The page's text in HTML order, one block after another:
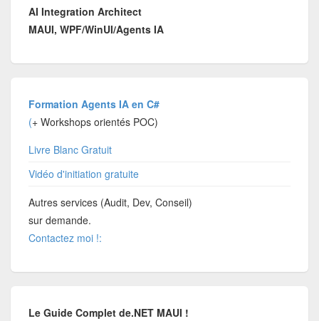
AI Integration Architect
MAUI, WPF/WinUI/Agents IA
Formation Agents IA en C#
(+ Workshops orientés POC)
Livre Blanc Gratuit
Vidéo d'initiation gratuite
Autres services (Audit, Dev, Conseil)
sur demande.
Contactez moi !:
Le Guide Complet de.NET MAUI !